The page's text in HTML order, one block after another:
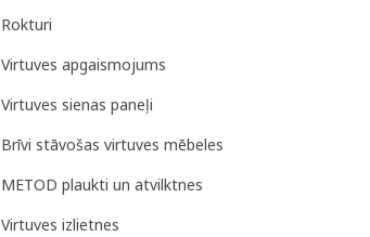
Rokturi
Virtuves apgaismojums
Virtuves sienas paneļi
Brīvi stāvošas virtuves mēbeles
METOD plaukti un atvilktnes
Virtuves izlietnes